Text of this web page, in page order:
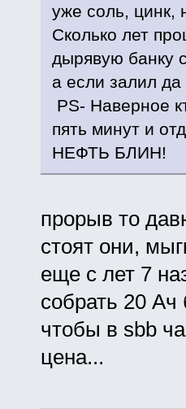
уже соль, цинк,
Сколько лет
дырявую банку
а если залил да
PS- Наверное
пять минут и
НЕФТЬ БЛИН!
прорыв то
стоят они,
еще с лет 7
собрать 20
чтобы в sbb
цена...